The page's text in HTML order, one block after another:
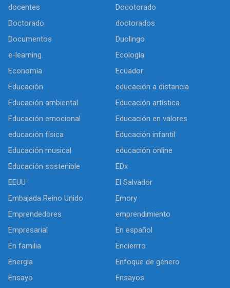
docentes
Docotorado
Doctorado
doctorados
Documentos
Duolingo
e-learning.
Ecología
Economía
Ecuador
Educación
educación a distancia
Educación ambiental
Educación artística
Educación emocional
Educación en valores
educación física
Educación infantil
Educación musical
educación online
Educación sostenible
EDx
EEUU
El Salvador
Embajada Reino Unido
Emory
Emprendedores
emprendimiento
Empresarial
En español
En familia
Encierrro
Energia
Enfoque de género
Ensayo
Ensayos